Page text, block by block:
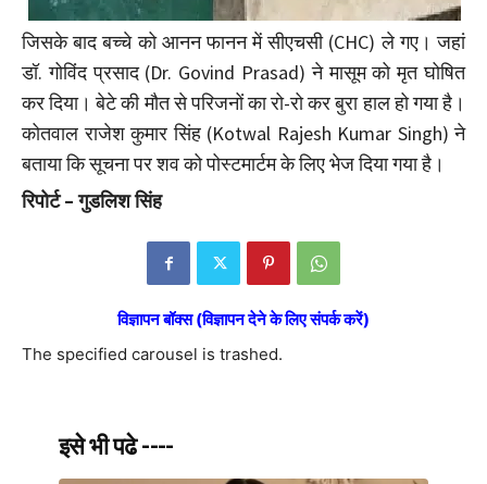
जिसके बाद बच्चे को आनन फानन में सीएचसी (CHC) ले गए। जहां
डॉ. गोविंद प्रसाद (Dr. Govind Prasad) ने मासूम को मृत घोषित
कर दिया। बेटे की मौत से परिजनों का रो-रो कर बुरा हाल हो गया है।
कोतवाल राजेश कुमार सिंह (Kotwal Rajesh Kumar Singh) ने
बताया कि सूचना पर शव को पोस्टमार्टम के लिए भेज दिया गया है।
रिपोर्ट – गुडलिश सिंह
विज्ञापन बॉक्स (विज्ञापन देने के लिए संपर्क करें)
The specified carousel is trashed.
इसे भी पढे ----